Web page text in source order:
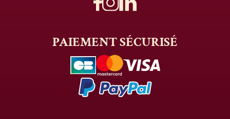
PAIEMENTSÉCURISÉ